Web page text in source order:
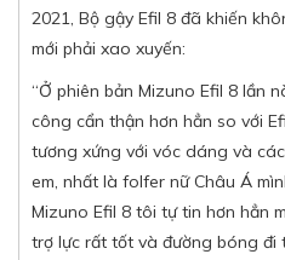
2021, Bộ gậy Efil 8 đã khiến
mới phải xao xuyến:
“Ở phiên bản Mizuno Efil 8 lần
công cẩn thận hơn hẳn so với
tương xứng với vóc dáng và
em, nhất là folfer nữ Châu Á
Mizuno Efil 8 tôi tự tin hơn hẳn
trợ lực rất tốt và đường bóng đi